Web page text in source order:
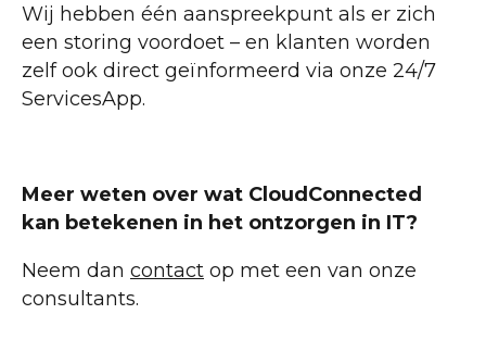
Wij hebben één aanspreekpunt als er zich
een storing voordoet – en klanten worden
zelf ook direct geïnformeerd via onze 24/7
ServicesApp.
Meer weten over wat CloudConnected
kan betekenen in het ontzorgen in IT?
Neem dan contact op met een van onze
consultants.